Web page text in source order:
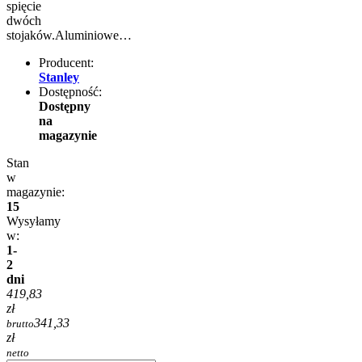
spięcie
dwóch
stojaków.Aluminiowe…
Producent:
Stanley
Dostępność:
Dostępny
na
magazynie
Stan
w
magazynie:
15
Wysyłamy
w:
1-
2
dni
419,83
zł
brutto341,33
zł
netto